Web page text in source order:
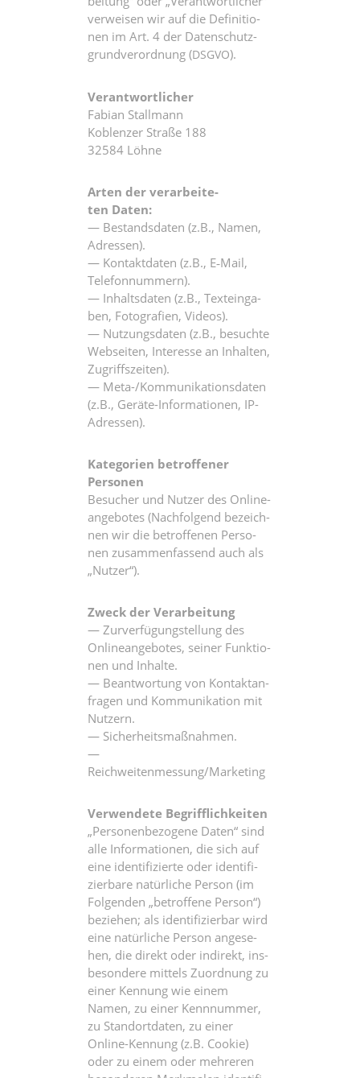
ver­wei­sen wir auf die Defi­ni­tio­
nen im Art. 4 der Daten­schutz­
grund­ver­ord­nung (DSGVO).
Ver­ant­wort­li­cher
Fabi­an Stallmann
Koblen­zer Stra­ße 188
32584 Löhne
Arten der ver­ar­bei­te­
ten Daten:
— Bestands­da­ten (z.B., Namen,
Adressen).
— Kon­takt­da­ten (z.B., E‑Mail,
Telefonnummern).
— Inhalts­da­ten (z.B., Text­ein­ga­
ben, Foto­gra­fien, Videos).
— Nut­zungs­da­ten (z.B., besuch­te
Web­sei­ten, Inter­es­se an Inhal­ten,
Zugriffszeiten).
— Meta-/Kom­mu­ni­ka­ti­ons­da­ten
(z.B., Gerä­te-Infor­ma­tio­nen, IP-
Adressen).
Kate­go­rien betrof­fe­ner
Personen
Besu­cher und Nut­zer des Online­
an­ge­bo­tes (Nach­fol­gend bezeich­
nen wir die betrof­fe­nen Per­so­
nen zusam­men­fas­send auch als
„Nut­zer“).
Zweck der Verarbeitung
— Zur­ver­fü­gung­stel­lung des
Online­an­ge­bo­tes, sei­ner Funk­tio­
nen und Inhalte.
— Beant­wor­tung von Kon­takt­an­
fra­gen und Kom­mu­ni­ka­ti­on mit
Nutzern.
— Sicherheitsmaßnahmen.
—
Reichweitenmessung/Marketing
Ver­wen­de­te Begrifflichkeiten
„Per­so­nen­be­zo­ge­ne Daten“ sind
alle Infor­ma­tio­nen, die sich auf
eine iden­ti­fi­zier­te oder iden­ti­fi­
zier­ba­re natür­li­che Per­son (im
Fol­gen­den „betrof­fe­ne Per­son“)
bezie­hen; als iden­ti­fi­zier­bar wird
eine natür­li­che Per­son ange­se­
hen, die direkt oder indi­rekt, ins­
be­son­de­re mit­tels Zuord­nung zu
einer Ken­nung wie einem
Namen, zu einer Kenn­num­mer,
zu Stand­ort­da­ten, zu einer
Online-Ken­nung (z.B. Coo­kie)
oder zu einem oder meh­re­ren